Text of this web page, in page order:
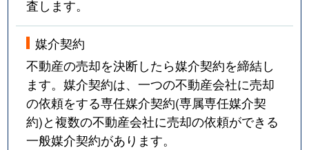
査します。
媒介契約
不動産の売却を決断したら媒介契約を締結し
ます。媒介契約は、一つの不動産会社に売却
の依頼をする専任媒介契約(専属専任媒介契
約)と複数の不動産会社に売却の依頼ができる
一般媒介契約があります。